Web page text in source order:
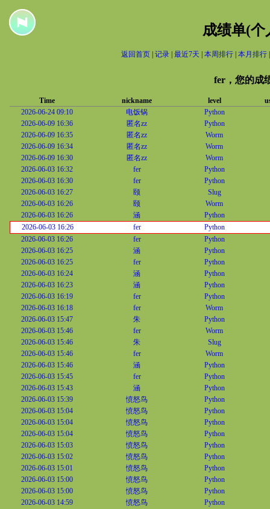
成绩单(个
返回首页 记录 最近7天 本周排行 本月排行
fer，您的成
Time nickname level
2026-06-24 09:10
电饭锅
Python
2026-06-09 16:36
匿名zz
Python
2026-06-09 16:35
匿名zz
Worm
2026-06-09 16:34
匿名zz
Worm
2026-06-09 16:30
匿名zz
Worm
2026-06-03 16:32
fer
Python
2026-06-03 16:30
fer
Python
2026-06-03 16:27
颐
Slug
2026-06-03 16:26
颐
Worm
2026-06-03 16:26
涵
Python
2026-06-03 16:26
fer
Python
2026-06-03 16:26
fer
Python
2026-06-03 16:25
涵
Python
2026-06-03 16:25
fer
Python
2026-06-03 16:24
涵
Python
2026-06-03 16:23
涵
Python
2026-06-03 16:19
fer
Python
2026-06-03 16:18
fer
Worm
2026-06-03 15:47
朱
Python
2026-06-03 15:46
fer
Worm
2026-06-03 15:46
朱
Slug
2026-06-03 15:46
fer
Worm
2026-06-03 15:46
涵
Python
2026-06-03 15:45
fer
Python
2026-06-03 15:43
涵
Python
2026-06-03 15:39
愤怒鸟
Python
2026-06-03 15:04
愤怒鸟
Python
2026-06-03 15:04
愤怒鸟
Python
2026-06-03 15:04
愤怒鸟
Python
2026-06-03 15:03
愤怒鸟
Python
2026-06-03 15:02
愤怒鸟
Python
2026-06-03 15:01
愤怒鸟
Python
2026-06-03 15:00
愤怒鸟
Python
2026-06-03 15:00
愤怒鸟
Python
2026-06-03 14:59
愤怒鸟
Python